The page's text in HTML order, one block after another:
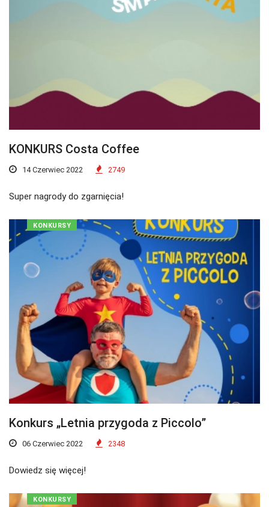
KONKURS Costa Coffee
14 Czerwiec 2022 2749
Super nagrody do zgarnięcia!
KONKURSY
Konkurs „Letnia przygoda z Piccolo”
06 Czerwiec 2022 2348
Dowiedz się więcej!
KONKURSY